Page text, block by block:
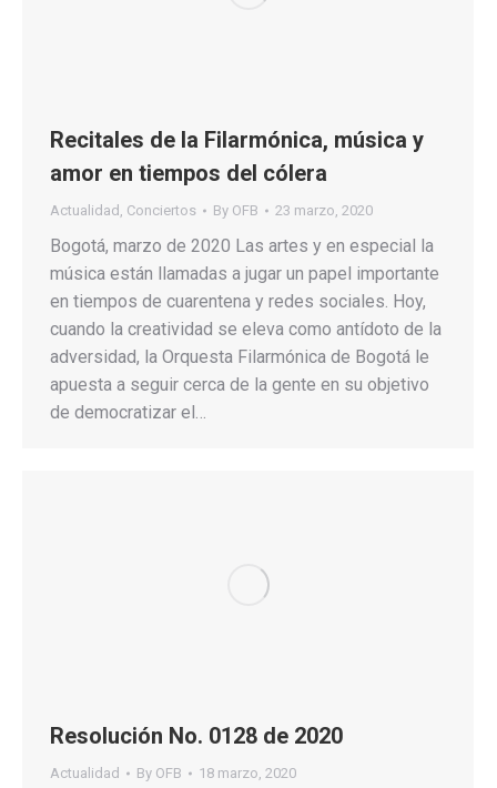
Recitales de la Filarmónica, música y
amor en tiempos del cólera
Actualidad Conciertos By OFB 23 marzo, 2020
Bogotá, marzo de 2020 Las artes y en especial la
música están llamadas a jugar un papel importante
en tiempos de cuarentena y redes sociales. Hoy,
cuando la creatividad se eleva como antídoto de la
adversidad, la Orquesta Filarmónica de Bogotá le
apuesta a seguir cerca de la gente en su objetivo
de democratizar el…
Resolución No. 0128 de 2020
Actualidad By OFB 18 marzo, 2020